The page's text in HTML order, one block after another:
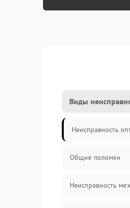
Виды
Неисправность
Общие поломки
Неисправность